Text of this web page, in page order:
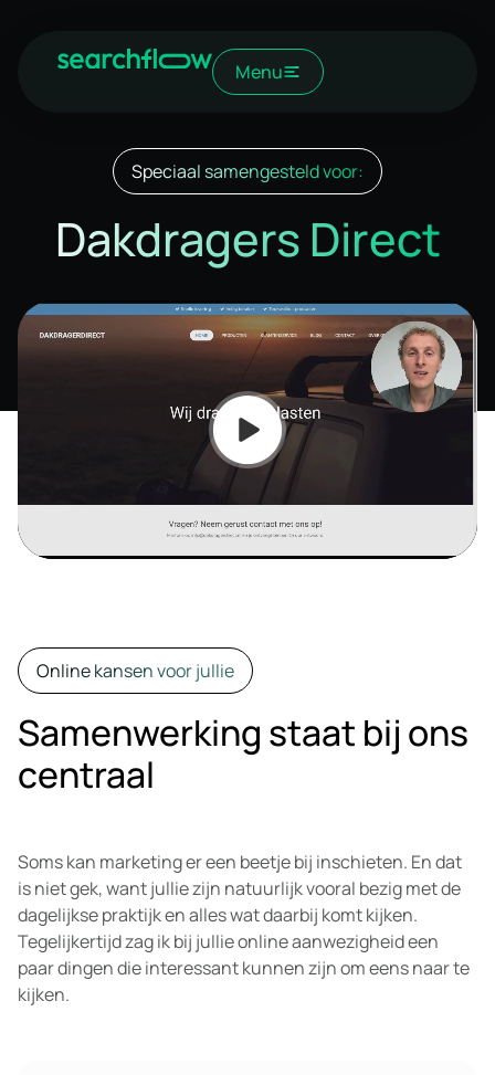
Menu
Speciaal samengesteld voor:
Dakdragers Direct
Online kansen voor jullie
Samenwerking staat bij ons
centraal
Soms kan marketing er een beetje bij inschieten. En dat
is niet gek, want jullie zijn natuurlijk vooral bezig met de
dagelijkse praktijk en alles wat daarbij komt kijken.
Tegelijkertijd zag ik bij jullie online aanwezigheid een
paar dingen die interessant kunnen zijn om eens naar te
kijken.